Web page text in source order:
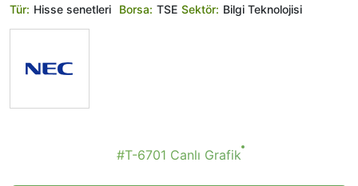
Tür: Hisse senetleri Borsa: TSE Sektör: Bilgi Teknolojisi
#T-6701 Canlı Grafik